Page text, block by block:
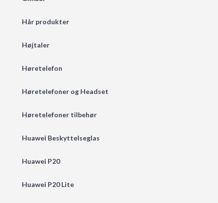
Hår produkter
Højtaler
Høretelefon
Høretelefoner og Headset
Høretelefoner tilbehør
Huawei Beskyttelseglas
Huawei P20
Huawei P20 Lite